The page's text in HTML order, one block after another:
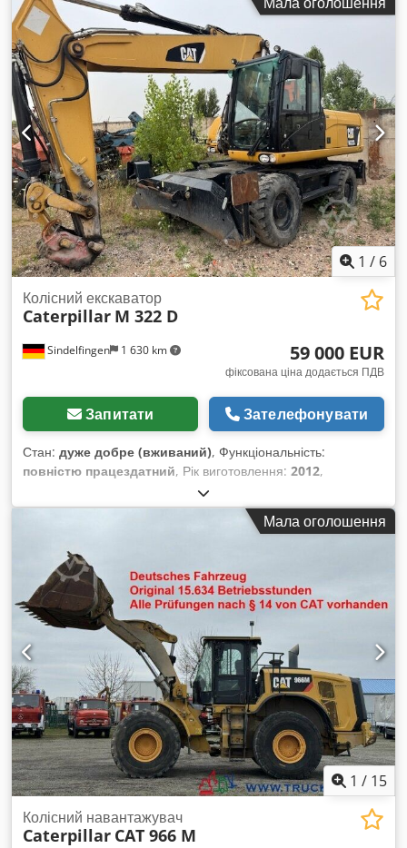
1 / 6
Sindelfingen 1 630 km
Колісний екскаватор
Caterpillar M 322 D
59 000 EUR
фіксована ціна додається ПДВ
Запитати Зателефонувати
Стан: дуже добре (вживаний), Функціональність:
повністю працездатний, Рік виготовлення: 2012,
, * 13 300 мотогодин * Комбінована
опора (відвал і лапа) * Телескопічна стріла * Швидкознімна
система Lehnhoff HS 10 * Експлуатаційна маса: 22 000 кг
Credpfx Amowmbtfs Ref * Відмінний стан
Мала оголошення
1 / 15
Колісний навантажувач
Caterpillar CAT 966 M